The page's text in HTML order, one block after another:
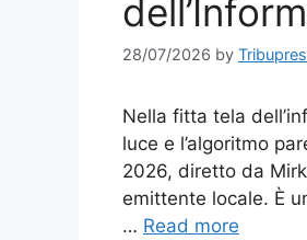
28/07/2026 by
Nella fitta tela
luce e l’algoritmo
2026, diretto da
emittente locale. È
… Read more